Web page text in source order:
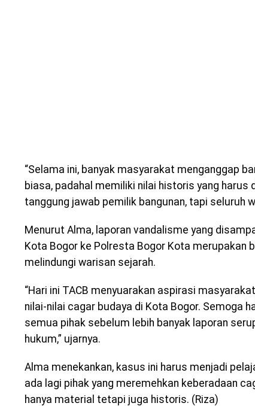
“Selama ini, banyak masyarakat menganggap
biasa, padahal memiliki nilai historis yang harus
tanggung jawab pemilik bangunan, tapi seluruh
Menurut Alma, laporan vandalisme yang
Kota Bogor ke Polresta Bogor Kota
melindungi warisan sejarah.
“Hari ini TACB menyuarakan aspirasi
nilai-nilai cagar budaya di Kota Bogor. Semoga
semua pihak sebelum lebih banyak laporan
hukum,” ujarnya.
Alma menekankan, kasus ini harus menjadi
ada lagi pihak yang meremehkan keberadaan
hanya material tetapi juga historis. (Riza)